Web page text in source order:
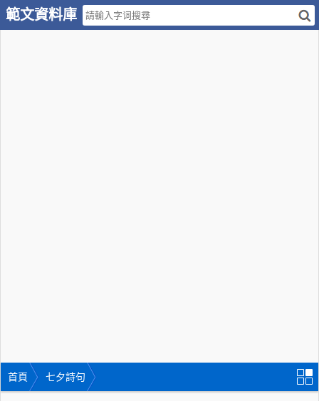
範文資料庫
首頁 七夕詩句